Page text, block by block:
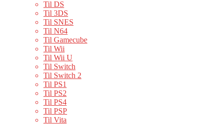
Til DS
Til 3DS
Til SNES
Til N64
Til Gamecube
Til Wii
Til Wii U
Til Switch
Til Switch 2
Til PS1
Til PS2
Til PS4
Til PSP
Til Vita